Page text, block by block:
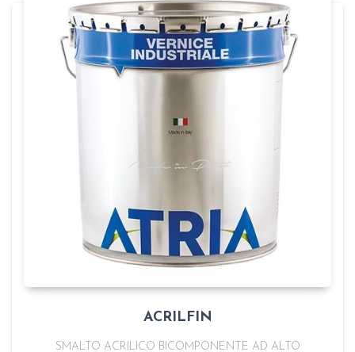
ACRILFIN
SMALTO ACRILICO BICOMPONENTE AD ALTO